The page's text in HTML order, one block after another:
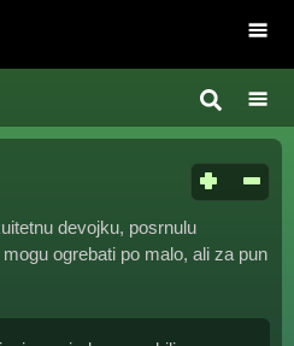
devojku, posrnulu
ogrebati po malo, ali za pun